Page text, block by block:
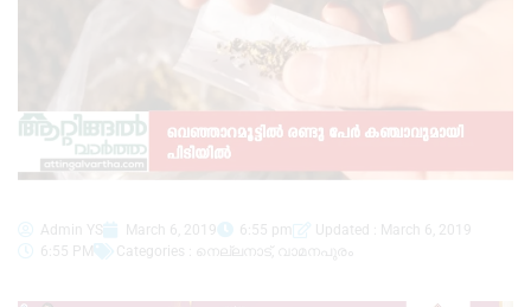
Admin YS March 6, 2019 6:55 pm
Updated : March 6, 2019
6:55 PM
Categories : നെല്ലനാട് വാമനപുരം